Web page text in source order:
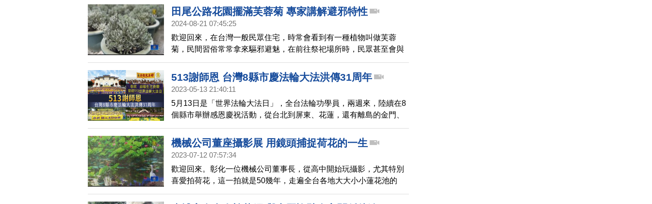
腫瘤中心主任洪儷中醫師、護理部督導長楊美玲等蒞臨會場，共同宣
導癌症篩檢的重要性。
田尾公路花園擺滿芙蓉菊 專家講解避邪特性
2024-08-21 07:45:25
歡迎回來，在台灣一般民眾住宅，時常會看到有一種植物叫做芙蓉
菊，民間習俗常常拿來驅邪避魅，在前往祭祀場所時，民眾甚至會與
抹草一起放在身上。尤其在黃曆7月，在花鄉田尾成了熱門商品，到底
它的特性與用法怎樣才正確，聽聽專家們的說法。
513謝師恩 台灣8縣市慶法輪大法洪傳31周年
2023-05-13 21:40:11
5月13日是「世界法輪大法日」，全台法輪功學員，兩週來，陸續在8
個縣市舉辦感恩慶祝活動，從台北到屏東、花蓮，還有離島的金門、
澎湖，他們分享修煉真善忍的美好，慶祝法輪大法洪傳世界31周年。
機械公司董座攝影展 用鏡頭捕捉荷花的一生
2023-07-12 07:57:34
歡迎回來。彰化一位機械公司董事長，從高中開始玩攝影，尤其特別
喜愛拍荷花，這一拍就是50幾年，走遍全台各地大大小小蓮花池的
他，用鏡頭捕捉荷花的一生，這次特別從數萬張中選出37張作品，7